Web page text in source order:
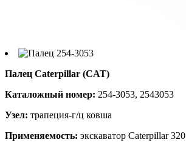
Палец Caterpillar (CAT)
Каталожный номер: 254-3053, 2543053
Узел: трапеция-г/ц ковша
Применяемость: экскаватор Caterpillar 320